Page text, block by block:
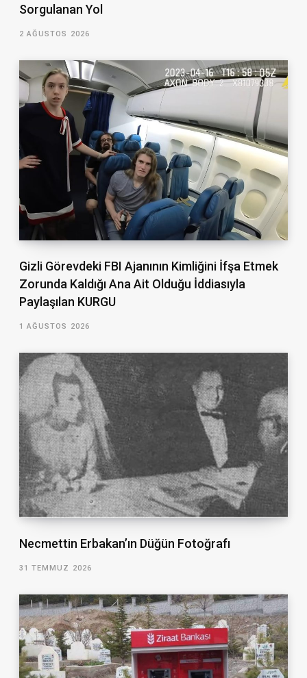
Sorgulanan Yol
2 AĞUSTOS 2026
Gizli Görevdeki FBI Ajanının Kimliğini İfşa Etmek
Zorunda Kaldığı Ana Ait Olduğu İddiasıyla
Paylaşılan KURGU
1 AĞUSTOS 2026
Necmettin Erbakan’ın Düğün Fotoğrafı
31 TEMMUZ 2026